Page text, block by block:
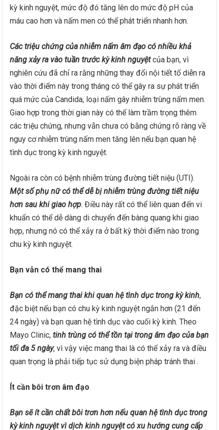
kỳ kinh nguyệt, mức độ đó tăng lên do mức độ pH của
máu cao hơn và nấm men có thể phát triển nhanh hơn.
Các triệu chứng của nhiễm nấm âm đạo có nhiều khả
năng xảy ra vào tuần trước kỳ kinh nguyệtcủa bạn, vì
nghiên cứu đã chỉ ra rằng những thay đổi nội tiết tố diễn ra
vào thời điểm này trong tháng có thể gây ra sự phát triển
quá mức của Candida, loại nấm gây nhiễm trùng nấm men.
Giao hợp trong thời gian này có thể làm trầm trọng thêm
các triệu chứng, nhưng vẫn chưa có bằng chứng rõ ràng về
nguy cơ nhiễm trùng nấm men tăng lên nếu bạn quan hệ
tình dục trong kỳ kinh nguyệt.
Ngoài ra còn có bệnh nhiễm trùng đường tiết niệu (UTI).
Một số phụ nữ có thể dễ bị nhiễm trùng đường tiết niệu
hơn sau khi giao hợp. Điều này rất có thể liên quan đến vi
khuẩn có thể dễ dàng di chuyển đến bàng quang khi giao
hợp, nhưng nó có thể xảy ra ở bất kỳ thời điểm nào trong
chu kỳ kinh nguyệt.
Bạn vẫn có thể mang thai
Bạn có thể mang thai khi quan hệ tình dục trong kỳ kinh,
đặc biệt nếu bạn có chu kỳ kinh nguyệt ngắn hơn (21 đến
24 ngày) và bạn quan hệ tình dục vào cuối kỳ kinh. Theo
Mayo Clinic,tinh trùng có thể tồn tại trong âm đạo của bạn
tối đa 5 ngày, vì vậy việc mang thai là có thể xảy ra và điều
quan trọng là phải tiếp tục sử dụng biện pháp tránh thai .
Ít cần bôi trơn âm đạo
Bạn sẽ ít cần chất bôi trơn hơn nếu quan hệ tình dục trong
kỳ kinh nguyệt vì dịch kinh nguyệt có xu hướng cung cấp